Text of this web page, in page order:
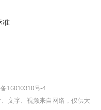
准
16010310号-4
文字、视频来自网络，仅供大